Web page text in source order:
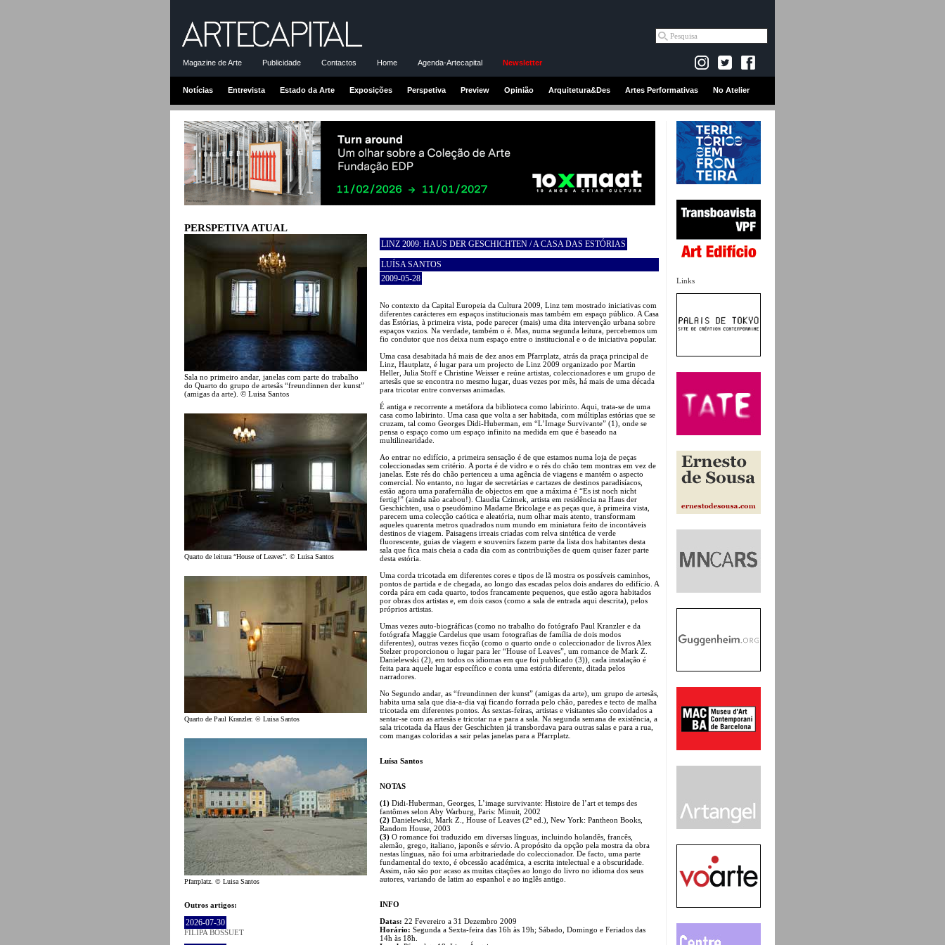
Magazine de Arte Publicidade Contactos Home Agenda-Artecapital Newsletter
Notícias Entrevista Estado da Arte Exposições Perspetiva Preview Opinião Arquitetura&Des Artes Performativas No Atelier
Links
PERSPETIVA ATUAL
Sala no primeiro andar, janelas com parte do trabalho
do Quarto do grupo de artesãs “freundinnen der kunst”
(amigas da arte). © Luisa Santos
Quarto de leitura “House of Leaves”. © Luisa Santos
Quarto de Paul Kranzler. © Luisa Santos
Pfarrplatz. © Luisa Santos
Outros artigos:
2026-07-30
FILIPA BOSSUET
LINZ 2009: HAUS DER GESCHICHTEN / A CASA DAS ESTÓRIAS
LUÍSA SANTOS
2009-05-28
No contexto da Capital Europeia da Cultura 2009, Linz tem mostrado iniciativas com
diferentes carácteres em espaços institucionais mas também em espaço público. A Casa
das Estórias, à primeira vista, pode parecer (mais) uma dita intervenção urbana sobre
espaços vazios. Na verdade, também o é. Mas, numa segunda leitura, percebemos um
fio condutor que nos deixa num espaço entre o institucional e o de iniciativa popular.
Uma casa desabitada há mais de dez anos em Pfarrplatz, atrás da praça principal de
Linz, Hautplatz, é lugar para um projecto de Linz 2009 organizado por Martin
Heller, Julia Stoff e Christine Weisser e reúne artistas, coleccionadores e um grupo de
artesãs que se encontra no mesmo lugar, duas vezes por mês, há mais de uma década
para tricotar entre conversas animadas.
É antiga e recorrente a metáfora da biblioteca como labirinto. Aqui, trata-se de uma
casa como labirinto. Uma casa que volta a ser habitada, com múltiplas estórias que se
cruzam, tal como Georges Didi-Huberman, em “L’Image Survivante” (1), onde se
pensa o espaço como um espaço infinito na medida em que é baseado na
multilinearidade.
Ao entrar no edifício, a primeira sensação é de que estamos numa loja de peças
coleccionadas sem critério. A porta é de vidro e o rés do chão tem montras em vez de
janelas. Este rés do chão pertenceu a uma agência de viagens e mantém o aspecto
comercial. No entanto, no lugar de secretárias e cartazes de destinos paradisíacos,
estão agora uma parafernália de objectos em que a máxima é “Es ist noch nicht
fertig!” (ainda não acabou!). Claudia Czimek, artista em residência na Haus der
Geschichten, usa o pseudómino Madame Bricolage e as peças que, à primeira vista,
parecem uma colecção caótica e aleatória, num olhar mais atento, transformam
aqueles quarenta metros quadrados num mundo em miniatura feito de incontáveis
destinos de viagem. Paisagens irreais criadas com relva sintética de verde
fluorescente, guias de viagem e souvenirs fazem parte da lista dos habitantes desta
sala que fica mais cheia a cada dia com as contribuições de quem quiser fazer parte
desta estória.
Uma corda tricotada em diferentes cores e tipos de lã mostra os possíveis caminhos,
pontos de partida e de chegada, ao longo das escadas pelos dois andares do edifício. A
corda pára em cada quarto, todos francamente pequenos, que estão agora habitados
por obras dos artistas e, em dois casos (como a sala de entrada aqui descrita), pelos
próprios artistas.
Umas vezes auto-biográficas (como no trabalho do fotógrafo Paul Kranzler e da
fotógrafa Maggie Cardelus que usam fotografias de família de dois modos
diferentes), outras vezes ficção (como o quarto onde o coleccionador de livros Alex
Stelzer proporcionou o lugar para ler “House of Leaves”, um romance de Mark Z.
Danielewski (2), em todos os idiomas em que foi publicado (3)), cada instalação é
feita para aquele lugar específico e conta uma estória diferente, ditada pelos
narradores.
No Segundo andar, as “freundinnen der kunst” (amigas da arte), um grupo de artesãs,
habita uma sala que dia-a-dia vai ficando forrada pelo chão, paredes e tecto de malha
tricotada em diferentes pontos. Às sextas-feiras, artistas e visitantes são convidados a
sentar-se com as artesãs e tricotar na e para a sala. Na segunda semana de existência, a
sala tricotada da Haus der Geschichten já transbordava para outras salas e para a rua,
com mangas coloridas a sair pelas janelas para a Pfarrplatz.
Luísa Santos
NOTAS
(1) Didi-Huberman, Georges, L’image survivante: Histoire de l’art et temps des
fantômes selon Aby Warburg, Paris: Minuit, 2002
(2) Danielewski, Mark Z., House of Leaves (2ª ed.), New York: Pantheon Books,
Random House, 2003
(3) O romance foi traduzido em diversas línguas, incluindo holandês, francês,
alemão, grego, italiano, japonês e sérvio. A propósito da opção pela mostra da obra
nestas línguas, não foi uma arbitrariedade do coleccionador. De facto, uma parte
fundamental do texto, é obcessão académica, a escrita intelectual e a obscuridade.
Assim, não são por acaso as muitas citações ao longo do livro no idioma dos seus
autores, variando de latim ao espanhol e ao inglês antigo.
INFO
Datas: 22 Fevereiro a 31 Dezembro 2009
Horário: Segunda a Sexta-feira das 16h às 19h; Sábado, Domingo e Feriados das
14h às 18h.